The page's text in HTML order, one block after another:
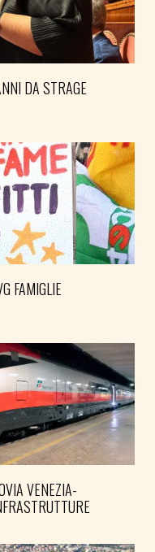
DA STRAGE
FAMIGLIE
VENEZIA-